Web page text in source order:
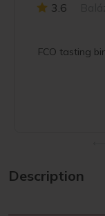
3.6
FCO tasting
Description